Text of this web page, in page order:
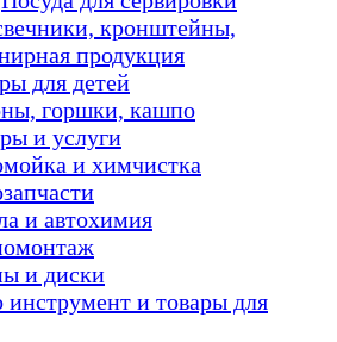
кронштейны,
продукция
для детей
горшки, кашпо
и услуги
и химчистка
и автохимия
и диски
инструмент и товары для